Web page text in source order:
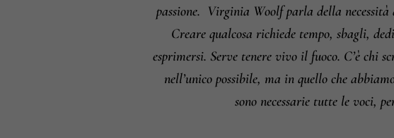
passione. Virginia Woolf parla della necessità
Creare qualcosa richiede tempo, sbagli,
esprimersi. Serve tenere vivo il fuoco. C’è chi
nell’unico possibile, ma in quello che
sono necessarie tutte le voci,